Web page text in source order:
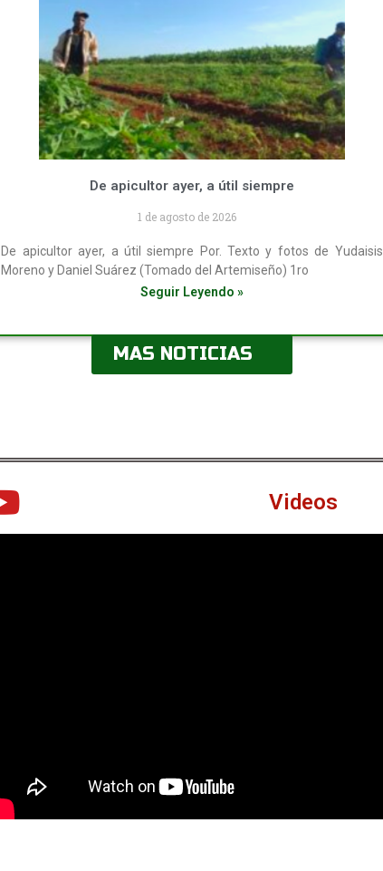
De apicultor ayer, a útil siempre
1 de agosto de 2026
De apicultor ayer, a útil siempre Por. Texto y fotos de Yudaisis
Moreno y Daniel Suárez (Tomado del Artemiseño) 1ro
Seguir Leyendo »
MAS NOTICIAS
Videos